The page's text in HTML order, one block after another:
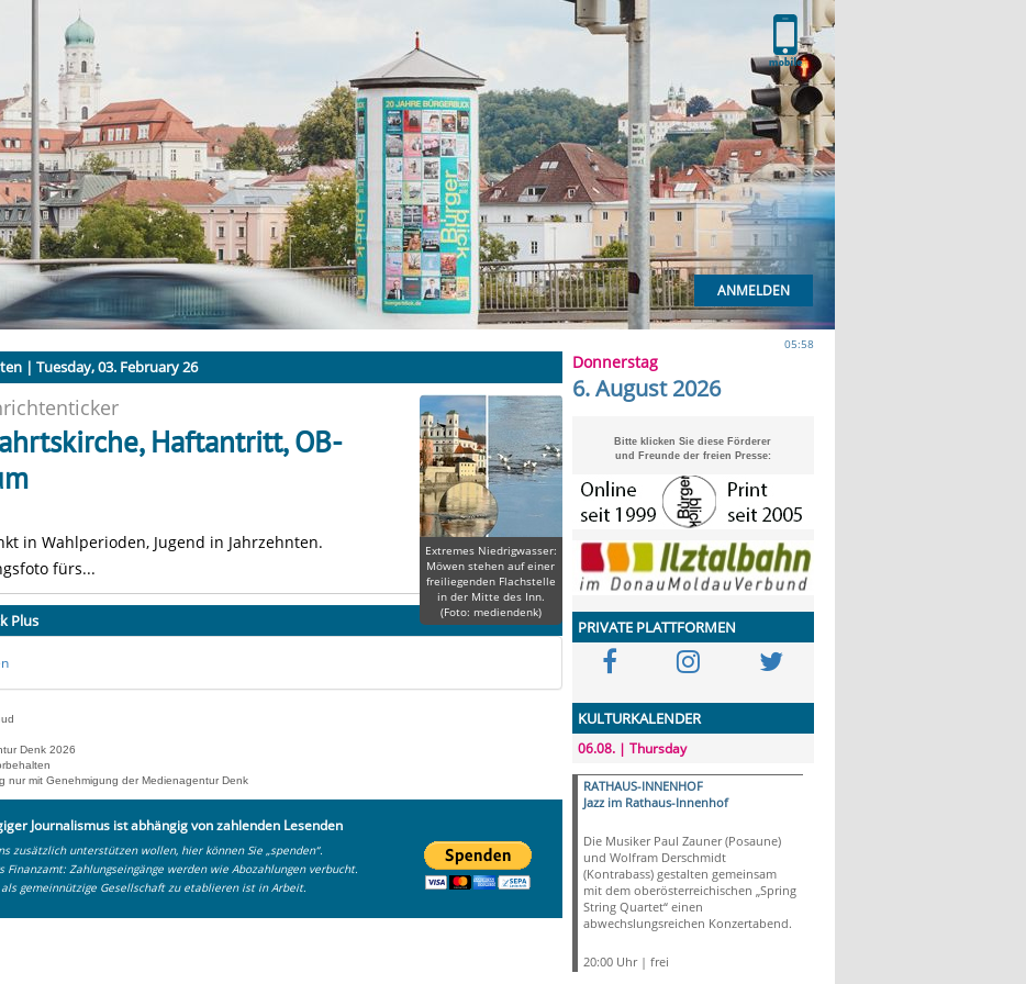
ANMELDEN
| Tuesday, 03. February 26
Extremes Niedrigwasser:
Möwen stehen auf einer
freiliegenden Flachstelle
in der Mitte des Inn.
(Foto: mediendenk)
Haftantritt, OB-
in Wahlperioden, Jugend in Jahrzehnten.
fürs...
Plus
Denk 2026
nur mit Genehmigung der Medienagentur Denk
Journalismus ist abhängig von zahlenden Lesenden
zusätzlich unterstützen wollen, hier können Sie „spenden“.
Finanzamt: Zahlungseingänge werden wie Abozahlungen verbucht.
als gemeinnützige Gesellschaft zu etablieren ist in Arbeit.
05:58
Donnerstag
6. August 2026
Bitte klicken Sie diese Förderer
und Freunde der freien Presse:
PRIVATE PLATTFORMEN
KULTURKALENDER
06.08. | Thursday
RATHAUS-INNENHOF
Jazz im Rathaus-Innenhof
Die Musiker Paul Zauner (Posaune)
und Wolfram Derschmidt
(Kontrabass) gestalten gemeinsam
mit dem oberösterreichischen „Spring
String Quartet“ einen
abwechslungsreichen Konzertabend.
20:00 Uhr | frei